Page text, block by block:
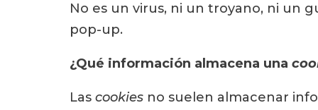
No es un virus, ni un troyano, ni un
pop-up.
¿Qué información almacena una
Las cookies no suelen almacenar